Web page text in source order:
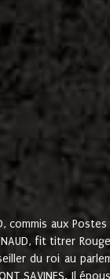
commis aux
fit titrer
du roi au
SAVINES. Il